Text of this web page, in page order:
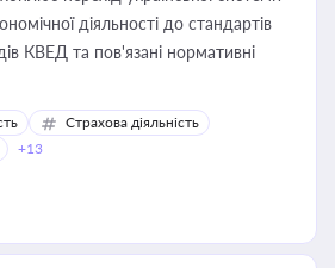
діяльності до стандартів
КВЕД та пов'язані нормативні
Страхова діяльність
+13